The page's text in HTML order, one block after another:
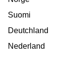
Suomi
Deutchland
Nederland